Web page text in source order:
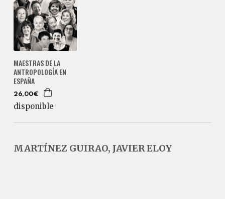
MAESTRAS DE LA
ANTROPOLOGÍA EN
ESPAÑA
26,00€
disponible
MARTÍNEZ GUIRAO, JAVIER ELOY